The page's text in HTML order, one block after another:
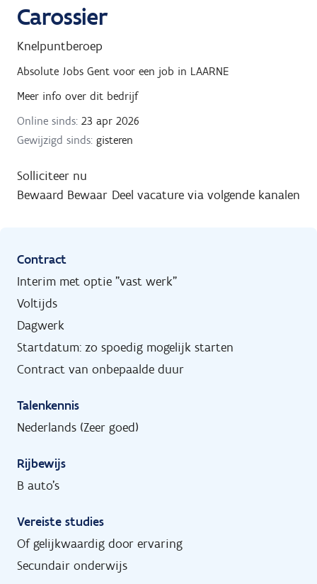
Carossier
Knelpuntberoep
Absolute Jobs Gent voor een job in LAARNE
Meer info over dit bedrijf
Online sinds: 23 apr 2026
Gewijzigd sinds: gisteren
Solliciteer nu
Bewaard Bewaar Deel vacature via volgende kanalen
Contract
Interim met optie "vast werk"
Voltijds
Dagwerk
Startdatum: zo spoedig mogelijk starten
Contract van onbepaalde duur
Talenkennis
Nederlands (Zeer goed)
Rijbewijs
B auto's
Vereiste studies
Of gelijkwaardig door ervaring
Secundair onderwijs